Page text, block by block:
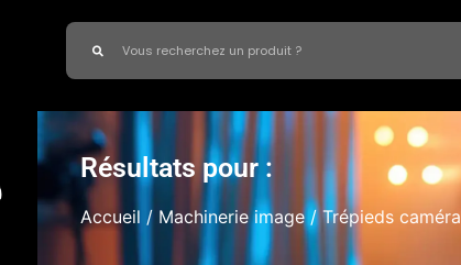
Résultats pour :
Accueil / Machinerie image/ Trépieds caméra